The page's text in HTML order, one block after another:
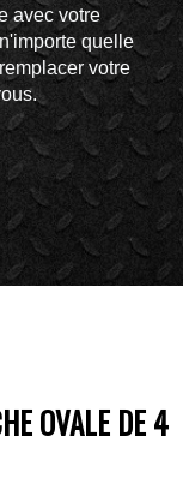
avec votre
quelle
votre
OVALE DE 4